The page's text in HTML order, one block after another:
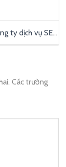
ty dịch vụ SEO
Google uy tín
Các trường